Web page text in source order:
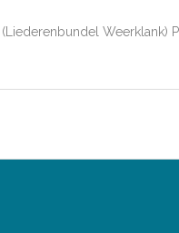
Weerklank)